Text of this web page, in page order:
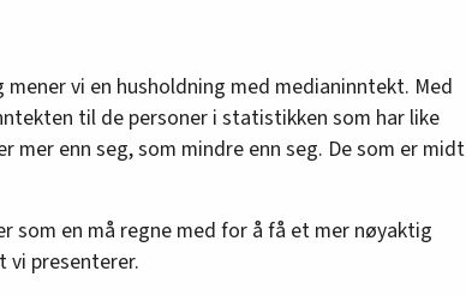
mener vi en husholdning med medianinntekt. Med
til de personer i statistikken som har like
mer enn seg, som mindre enn seg. De som er midt
som en må regne med for å få et mer nøyaktig
vi presenterer.